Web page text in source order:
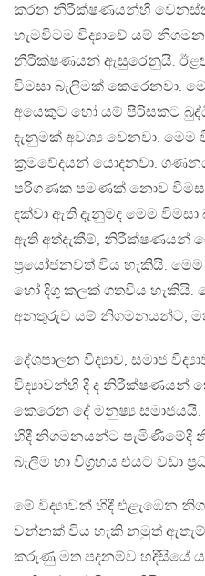
කරන නිරීක්ෂණයන්හි
හැමවිටම විද්‍යාවේ යම්
නිරීක්ෂණයන් ඇසුරෙනුයි.
විමසා බැලීමක් කෙරෙනවා.
අයෙකුට හෝ යම් පිරිසකට
දැනුමක් අවශ්‍ය වෙනවා. මෙම
ක්‍රමවේදයන් යොදනවා. ගණනය
පරිගණක පමණක් නොව
දක්වා ඇති දැනුමද මෙම විමසා
ඇති අත්දැකීම්, නිරීක්ෂණයන්
ප්‍රයෝජනවත් විය හැකියි.
හෝ දිගු කලක් ගතවිය හැකියි.
අනතුරුව යම් නිගමනයන්ට,
දේශපාලන විද්‍යාව, සමාජ
විද්‍යාවන්හි දී ද නිරීක්ෂණයන්
කෙරෙන දේ මනුෂ්‍ය සමාජයයි.
හිදී නිගමනයන්ට පැමිණීමේදී
බැලීම හා විග්‍රහය එයට වඩා
මේ විද්‍යාවන් හිදී එළැඹෙන
වන්නක් විය හැකි නමුත්
කරුණු මත පදනම්ව හදිසියේ